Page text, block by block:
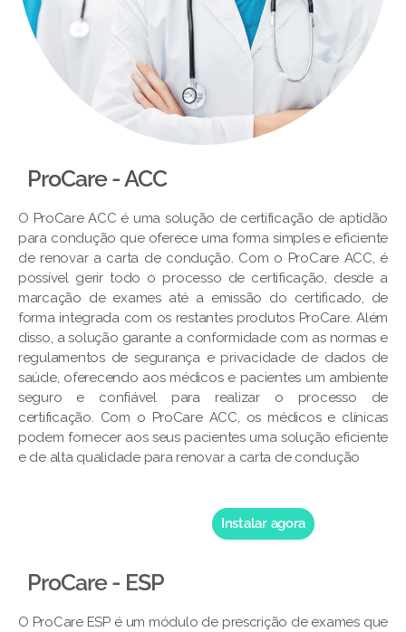
ProCare - ACC
O ProCare ACC é uma solução de certificação de aptidão
para condução que oferece uma forma simples e eficiente
de renovar a carta de condução. Com o ProCare ACC, é
possível gerir todo o processo de certificação, desde a
marcação de exames até a emissão do certificado, de
forma integrada com os restantes produtos ProCare. Além
disso, a solução garante a conformidade com as normas e
regulamentos de segurança e privacidade de dados de
saúde, oferecendo aos médicos e pacientes um ambiente
seguro e confiável para realizar o processo de
certificação. Com o ProCare ACC, os médicos e clínicas
podem fornecer aos seus pacientes uma solução eficiente
e de alta qualidade para renovar a carta de condução
Instalar agora
ProCare - ESP
O ProCare ESP é um módulo de prescrição de exames que